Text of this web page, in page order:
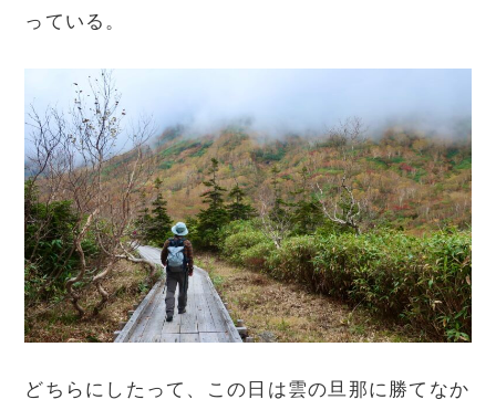
っている。
どちらにしたって、この日は雲の旦那に勝てなか